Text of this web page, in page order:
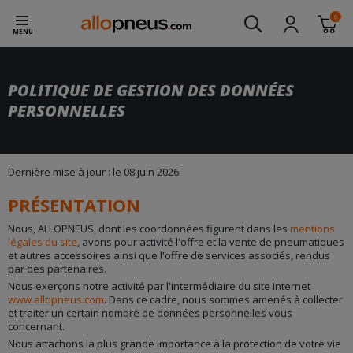
MENU
0
POLITIQUE DE GESTION DES DONNÉES
PERSONNELLES
Dernière mise à jour : le 08 juin 2026
PRÉSENTATION
Nous, ALLOPNEUS, dont les coordonnées figurent dans les mentions
légales du site, avons pour activité l'offre et la vente de pneumatiques
et autres accessoires ainsi que l'offre de services associés, rendus
par des partenaires.
Nous exerçons notre activité par l'intermédiaire du site Internet
www.allopneus.com. Dans ce cadre, nous sommes amenés à collecter
et traiter un certain nombre de données personnelles vous
concernant.
Nous attachons la plus grande importance à la protection de votre vie